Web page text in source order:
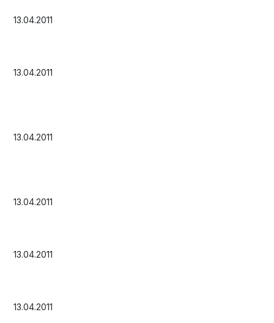
13.04.2011
13.04.2011
13.04.2011
13.04.2011
13.04.2011
13.04.2011